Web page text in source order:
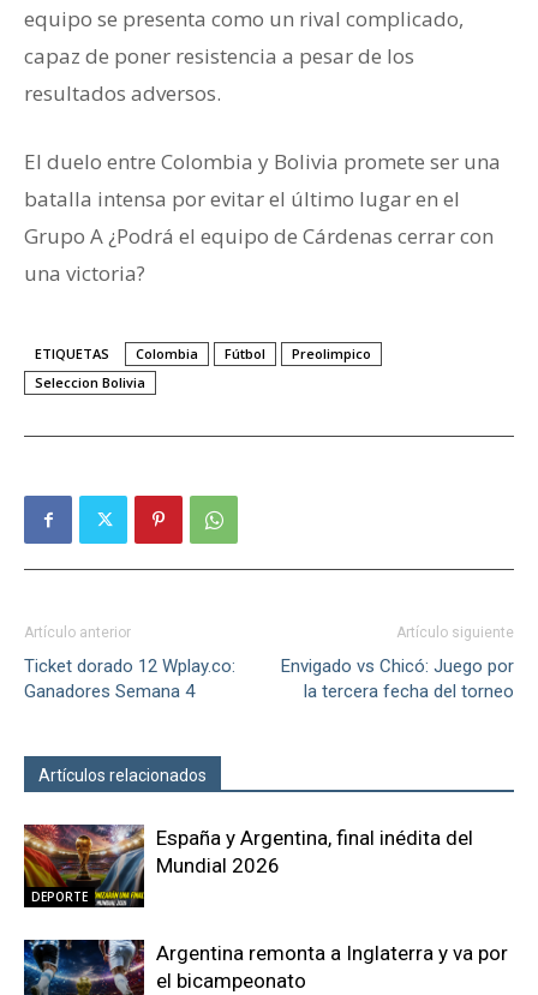
equipo se presenta como un rival complicado,
capaz de poner resistencia a pesar de los
resultados adversos.
El duelo entre Colombia y Bolivia promete ser una
batalla intensa por evitar el último lugar en el
Grupo A ¿Podrá el equipo de Cárdenas cerrar con
una victoria?
ETIQUETAS Colombia Fútbol
Preolimpico
Seleccion Bolivia
Artículo anterior
Ticket dorado 12 Wplay.co:
Ganadores Semana 4
Artículo siguiente
Envigado vs Chicó: Juego por
la tercera fecha del torneo
Artículos relacionados
DEPORTE
España y Argentina, final inédita del
Mundial 2026
Argentina remonta a Inglaterra y va por
el bicampeonato